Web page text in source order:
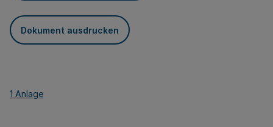
Dokument ausdrucken
1 Anlage